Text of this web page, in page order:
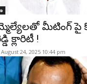
మీటింగ్ పై
క్లారిటీ !
August 24, 2025 10:44 pm